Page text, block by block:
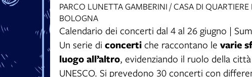
PARCO LUNETTA GAMBERINI / CASA DI
BOLOGNA
Calendario dei concerti dal 4 al 26 giugno |
Un serie di concerti che raccontano le varie
luogo all’altro, evidenziando il ruolo della
UNESCO. Si prevedono 30 concerti con